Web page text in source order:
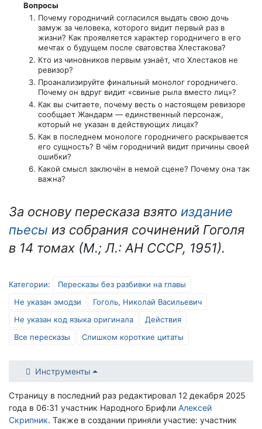
Вопросы
Почему городничий согласился выдать свою дочь
замуж за человека, которого видит первый раз в
жизни? Как проявляется характер городничего в его
мечтах о будущем после сватовства Хлестакова?
Кто из чиновников первым узнаёт, что Хлестаков не
ревизор?
Проанализируйте финальный монолог городничего.
Почему он вдруг видит «свиные рыла вместо лиц»?
Как вы считаете, почему весть о настоящем ревизоре
сообщает Жандарм — единственный персонаж,
который не указан в действующих лицах?
Как в последнем монологе городничего раскрывается
его сущность? В чём городничий видит причины своей
ошибки?
Какой смысл заключён в немой сцене? Почему она так
важна?
За основу пересказа взято издание
пьесы из собрания сочинений Гоголя
в 14 томах (М.; Л.: АН СССР, 1951).
Категории:
Пересказы без разбивки на главы
Не указан эмодзи
Гоголь, Николай Васильевич
Не указан код языка оригинала
Действия
Все пересказы
Слишком короткие цитаты
Инструменты
Страницу в последний раз редактировал 12 декабря 2025
года в 06:31 участник Народного Брифли Алексей
Скрипник. Также в создании приняли участие: участник